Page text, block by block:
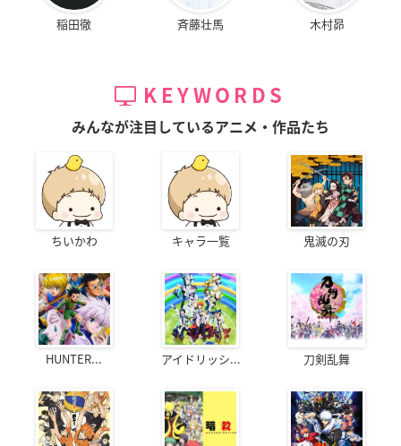
稲田徹 斉藤壮馬 木村昴
KEYWORDS
みんなが注目しているアニメ・作品たち
ちいかわ キャラ一覧 鬼滅の刃
HUNTER... アイドリッシ... 刀剣乱舞